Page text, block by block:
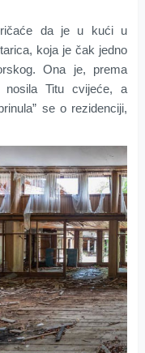
da je u kući u
koja je čak jedno
Ona je, prema
nosila Titu cvijeće, a
se o rezidenciji,